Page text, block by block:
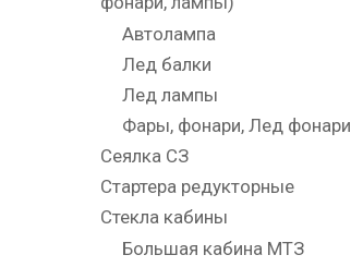
Автолампа
Лед балки
Лед лампы
Фары, фонари, Лед фонари
Сеялка СЗ
Стартера редукторные
Стекла кабины
Большая кабина МТЗ